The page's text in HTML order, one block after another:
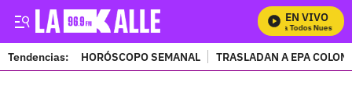
EN VIVO
Mira Todos Nuestros
Tendencias: HORÓSCOPO SEMANAL TRASLADAN A EPA